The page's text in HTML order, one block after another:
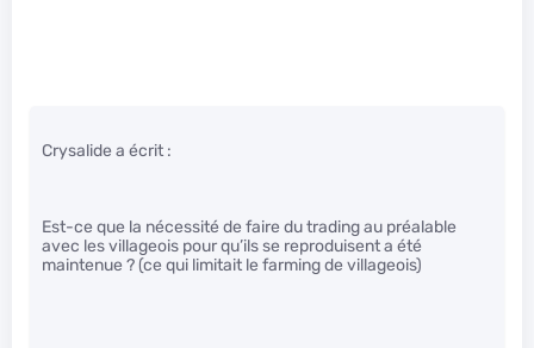
Crysalide a écrit :
Est-ce que la nécessité de faire du trading au préalable
avec les villageois pour qu’ils se reproduisent a été
maintenue ? (ce qui limitait le farming de villageois)